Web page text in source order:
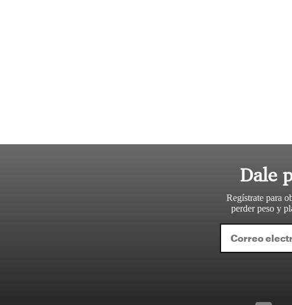
Dale
Regístrate para
perder peso y